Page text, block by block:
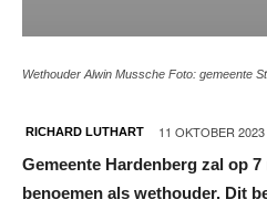
Wethouder Alwin Mussche Foto: gemeente
RICHARD LUTHART 11 OKTOBER
Gemeente Hardenberg zal op
benoemen als wethouder. Dit